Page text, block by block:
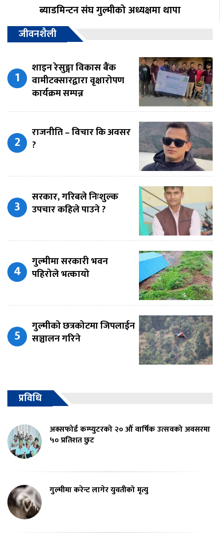
ब्याडमिन्टन संघ गुल्मीको अध्यक्षमा थापा
जीवनशैली
शाइन रेसुङ्गा विकास बैंक
वामीटक्सारद्वारा वृक्षारोपण
कार्यक्रम सम्पन्न
राजनीति – विचार कि अवसर
?
सरकार, गरिबले निःशुल्क
उपचार कहिले पाउने ?
गुल्मीमा सरकारी भवन
पहिरोले भत्कायो
गुल्मीको छत्रकोटमा जिपलाईन
सञ्चालन गरिने
प्रविधि
अक्सफोर्ड कम्प्युटरको २० औं वार्षिक उत्सवको अवसरमा
५० प्रतिशत छुट
गुल्मीमा करेन्ट लागेर युवतीको मृत्यु